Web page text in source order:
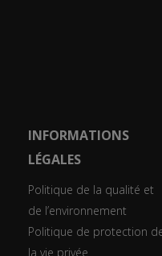
INFORMATIONS
LÉGALES
Politique de la qualité et
de l’environnement
Politique de protection
la vie privée